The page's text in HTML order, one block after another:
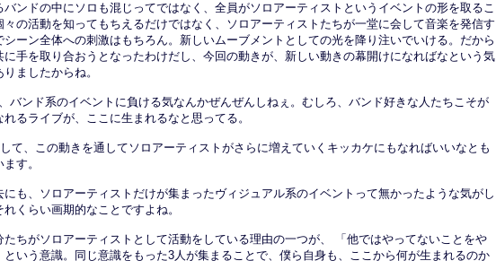
バンドの中にソロも混じってではなく、全員がソロアーティストというイベントの形を取るこ
々の活動を知ってもちえるだけではなく、ソロアーティストたちが一堂に会して音楽を発信す
シーン全体への刺激はもちろん。新しいムーブメントとしての光を降り注いでいける。だから
に手を取り合おうとなったわけだし、今回の動きが、新しい動きの幕開けになればなという気
ましたからね。
バンド系のイベントに負ける気なんかぜんぜんしねぇ。むしろ、バンド好きな人たちこそが
れるライブが、ここに生まれるなと思ってる。
て、この動きを通してソロアーティストがさらに増えていくキッカケにもなればいいなとも
す。
も、ソロアーティストだけが集まったヴィジュアル系のイベントって無かったような気がし
れくらい画期的なことですよね。
たちがソロアーティストとして活動をしている理由の一つが、 「他ではやってないことをや
という意識。同じ意識をもった3人が集まることで、僕ら自身も、ここから何が生まれるのか